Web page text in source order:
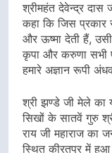
श्रीमहंत देवेन्द्र दास
कहा कि जिस
और ऊष्मा देती हैं,
कृपा और करुणा सभी
हमारे अज्ञान रूपी
श्री झण्डे जी मेले का
सिखों के सातवें गुरु
राय जी महाराज का
स्थित कीरतपुर में हुआ